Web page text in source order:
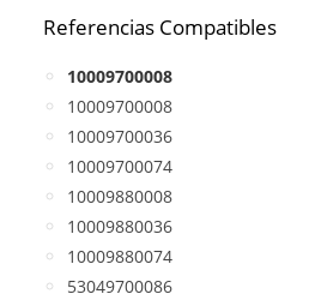
Referencias Compatibles
10009700008
10009700008
10009700036
10009700074
10009880008
10009880036
10009880074
53049700086